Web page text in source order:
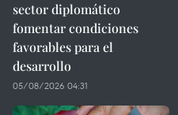
sector diplomático
fomentar condiciones
favorables para el
desarrollo
05/08/2026 04:31